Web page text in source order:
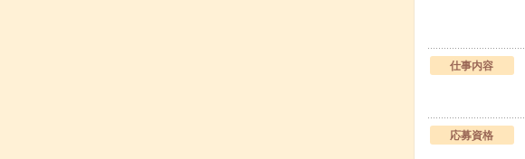
仕事内容
応募資格